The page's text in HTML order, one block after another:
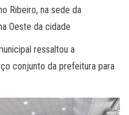
Ribeiro, na sede da
Oeste da cidade
ressaltou a
conjunto da prefeitura para